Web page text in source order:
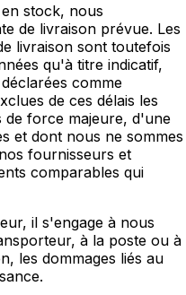
stock, nous
de livraison prévue. Les
livraison sont toutefois
qu'à titre indicatif,
comme
de ces délais les
force majeure, d'une
et dont nous ne sommes
fournisseurs et
comparables qui
il s'engage à nous
à la poste ou à
les dommages liés au